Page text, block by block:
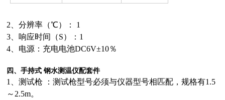
2、分辨率（℃）： 1
3、响应时间（S）：1
4、电源：充电电池DC6V±10％
四、手持式 钢水测温仪配套件
1、测试枪 ：测试枪型号必须与仪器型号相匹配，规格有1.5
～2.5m。